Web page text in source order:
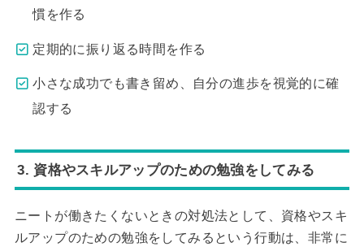
慣を作る
定期的に振り返る時間を作る
小さな成功でも書き留め、自分の進歩を視覚的に確
認する
3. 資格やスキルアップのための勉強をしてみる
ニートが働きたくないときの対処法として、資格やスキ
ルアップのための勉強をしてみるという行動は、非常に